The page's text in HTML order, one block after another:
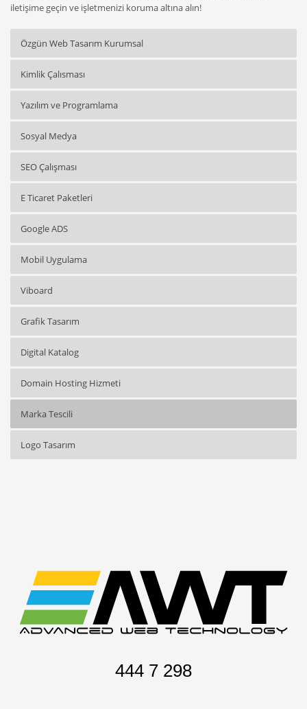
iletişime geçin ve işletmenizi koruma altına alın!
Özgün Web Tasarım Kurumsal
Kimlik Çalısması
Yazılım ve Programlama
Sosyal Medya
SEO Çalışması
E Ticaret Paketleri
Google ADS
Mobil Uygulama
Viboard
Grafik Tasarım
Digital Katalog
Domain Hosting Hizmeti
Marka Tescili
Logo Tasarım
444 7 298